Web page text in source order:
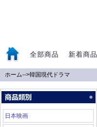
全部商品 新着商品
ホーム-->韓国現代ドラマ
日本映画